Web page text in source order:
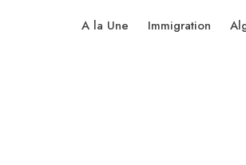
A la Une Immigration